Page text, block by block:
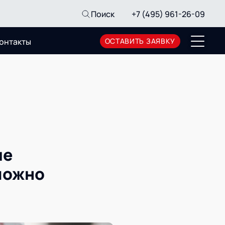
Поиск +7 (495) 961-26-09
ОСТАВИТЬ ЗАЯВКУ